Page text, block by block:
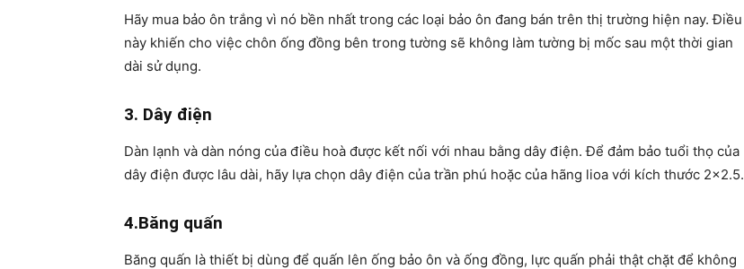
Hãy mua bảo ôn trắng vì nó bền nhất trong các loại bảo ôn đang bán trên thị trường hiện nay. Điều
này khiến cho việc chôn ống đồng bên trong tường sẽ không làm tường bị mốc sau một thời gian
dài sử dụng.
3. Dây điện
Dàn lạnh và dàn nóng của điều hoà được kết nối với nhau bằng dây điện. Để đảm bảo tuổi thọ của
dây điện được lâu dài, hãy lựa chọn dây điện của trần phú hoặc của hãng lioa với kích thước 2×2.5.
4.Băng quấn
Băng quấn là thiết bị dùng để quấn lên ống bảo ôn và ống đồng, lực quấn phải thật chặt để không